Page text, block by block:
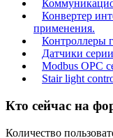
Конвертер
применения.
Контроллеры
Датчики
Modbus OPC
Stair light
Кто сейчас на
Количество